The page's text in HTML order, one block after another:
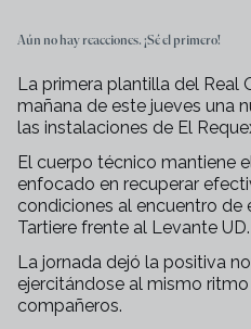
Aún no hay reacciones. ¡Sé el primero!
La primera plantilla del Real
mañana de este jueves una
las instalaciones de El
El cuerpo técnico mantiene
enfocado en recuperar
condiciones al encuentro de
Tartiere frente al Levante UD.
La jornada dejó la positiva
ejercitándose al mismo
compañeros.